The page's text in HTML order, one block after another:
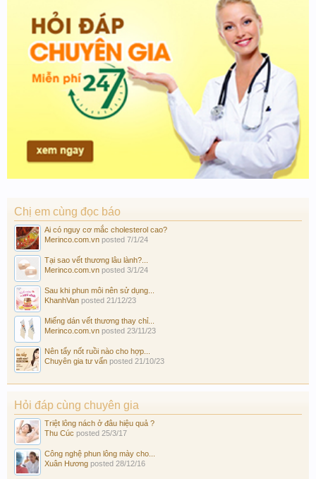
Chị em cùng đọc báo
Ai có nguy cơ mắc cholesterol cao?
Merinco.com.vn posted 7/1/24
Tại sao vết thương lâu lành?...
Merinco.com.vn posted 3/1/24
Sau khi phun môi nên sử dụng...
KhanhVan posted 21/12/23
Miếng dán vết thương thay chỉ...
Merinco.com.vn posted 23/11/23
Nên tẩy nốt ruồi nào cho hợp...
Chuyên gia tư vấn posted 21/10/23
Hỏi đáp cùng chuyên gia
Triệt lông nách ở đâu hiệu quả ?
Thu Cúc posted 25/3/17
Công nghệ phun lông mày cho...
Xuân Hương posted 28/12/16